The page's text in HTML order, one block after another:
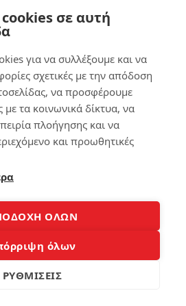
να παρακολουθήσεις με
μία ταινία ή το
H «ζωντανή» και γεμάτη
συνοδεύεται από το
αποτέλεσμα, με τον
ήχο να μετατρέπει το χώρο
αίθουσα!
επιβλαβή μπλε ακτινοβολία
να ξεκουράσεις και να
μάτια σου!
σε αυτή
για να συλλέξουμε και να
σχετικές με την απόδοση
να προσφέρουμε
με τα κοινωνικά δίκτυα, να
πλοήγησης και να
και προωθητικές
ΟΛΩΝ
όλων
ΡΥΘΜΙΣΕΙΣ